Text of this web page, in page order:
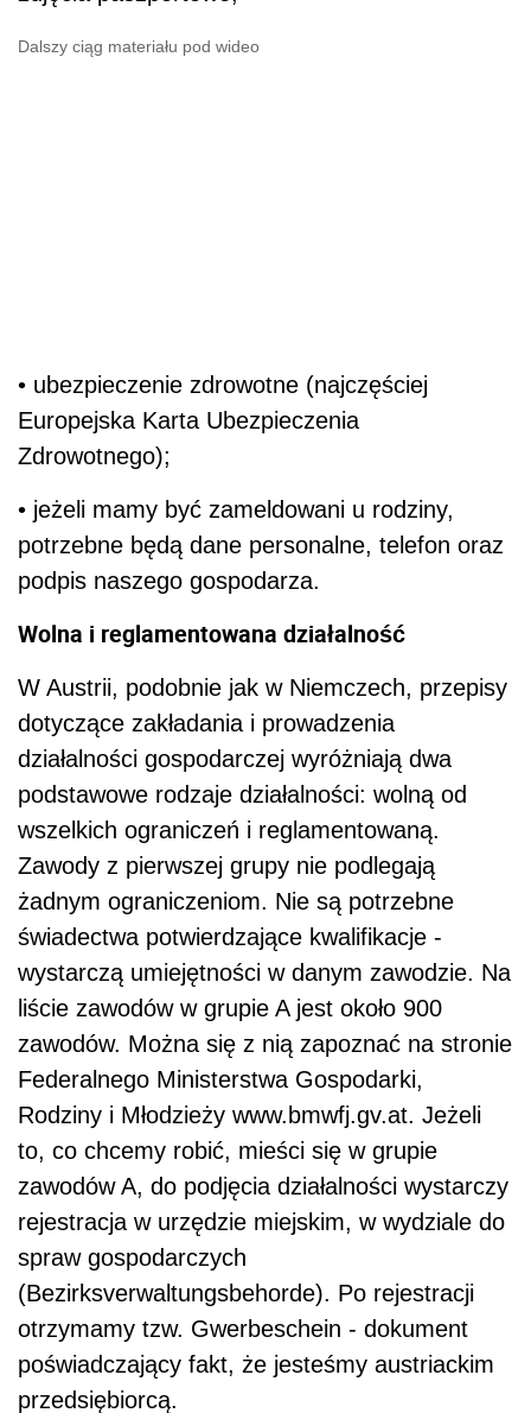
Dalszy ciąg materiału pod wideo
• ubezpieczenie zdrowotne (najczęściej
Europejska Karta Ubezpieczenia
Zdrowotnego);
• jeżeli mamy być zameldowani u rodziny,
potrzebne będą dane personalne, telefon oraz
podpis naszego gospodarza.
Wolna i reglamentowana działalność
W Austrii, podobnie jak w Niemczech, przepisy
dotyczące zakładania i prowadzenia
działalności gospodarczej wyróżniają dwa
podstawowe rodzaje działalności: wolną od
wszelkich ograniczeń i reglamentowaną.
Zawody z pierwszej grupy nie podlegają
żadnym ograniczeniom. Nie są potrzebne
świadectwa potwierdzające kwalifikacje -
wystarczą umiejętności w danym zawodzie. Na
liście zawodów w grupie A jest około 900
zawodów. Można się z nią zapoznać na stronie
Federalnego Ministerstwa Gospodarki,
Rodziny i Młodzieży www.bmwfj.gv.at. Jeżeli
to, co chcemy robić, mieści się w grupie
zawodów A, do podjęcia działalności wystarczy
rejestracja w urzędzie miejskim, w wydziale do
spraw gospodarczych
(Bezirksverwaltungsbehorde). Po rejestracji
otrzymamy tzw. Gwerbeschein - dokument
poświadczający fakt, że jesteśmy austriackim
przedsiębiorcą.